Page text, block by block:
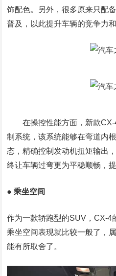
饰配色。另外，很多原来只配
普及，以此提升车辆的竞争力和
在操控性能方面，新款CX-
制系统，该系统能够在弯道内
态，精确控制发动机扭矩输出
终让车辆过弯更为平稳顺畅，
● 乘坐空间
作为一款轿跑型的SUV，CX-4
乘坐空间表现就比较一般了，
能有所取舍了。